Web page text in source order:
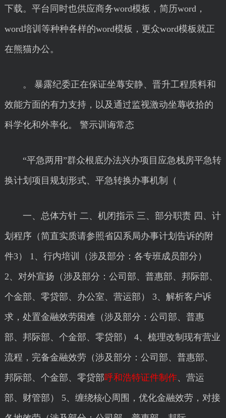
下载。平台同时也供应商务word模板，简历word，
word培训等种种各样的word模板，更众word模板就正
在熊猫办公。
。 暴露纪委正在保证坐蓐安静、晋升工程质料和
效能方面的有力支持，以及通过监视激动坐蓐收拾的
科学化和外率化。 警示训诲常态
“平急两用”群众根底办法兴办项目应急栈房平急转
换计划项目规划形式、平急转换办事机制（
一、总体方针 二、机闭指示 三、部分职责 四、计
划程序（简直实质请参照省囚系局办事计划告诉的附
件3） 1、行内培训（涉及部分：各专班成员部分）
2、对外宣扬（涉及部分：公司部、普惠部、邦际部、
个金部、零贷部、办公室、营运部） 3、解析客户诉
求，处置金融效劳困难（涉及部分：公司部、普惠
部、邦际部、个金部、零贷部） 4、梳理改制现有营业
流程，完备金融效劳（涉及部分：公司部、普惠部、
邦际部、个金部、零贷部呼和浩特证件制作、营运
部、财管部） 5、缠绕核心周围，优化金融效劳，对接